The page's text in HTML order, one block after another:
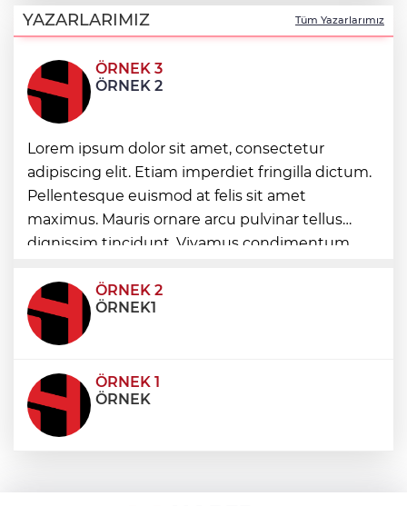
Enduro tutkunları Kocaeli’de buluştu
Mersin’de çocuklar geleneksel oyunlarla
buluştu
Manisa’da üst geçide asansör kolaylığı
İzmir’in ilk lavanta parkı geliyor
YAZARLARIMIZ Tüm Yazarlarımız
ÖRNEK 3
ÖRNEK 2
Lorem ipsum dolor sit amet, consectetur
adipiscing elit. Etiam imperdiet fringilla dictum.
Pellentesque euismod at felis sit amet
maximus. Mauris ornare arcu pulvinar tellus
dignissim tincidunt. Vivamus condimentum
condimentum eros et, faucibus sapien. Praese
ÖRNEK 2
ÖRNEK1
ÖRNEK 1
ÖRNEK